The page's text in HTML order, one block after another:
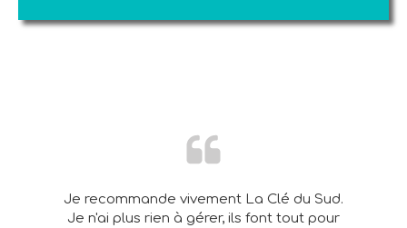
Je recommande vivement La Clé du Sud.
Je n'ai plus rien à gérer, ils font tout pour